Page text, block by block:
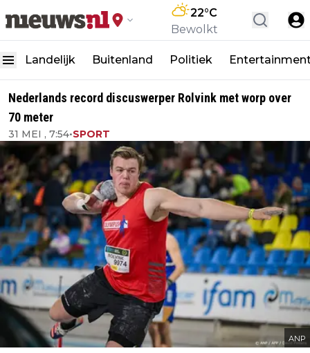
22°C
Bewolkt
Landelijk Buitenland Politiek
Nederlands record discuswerper Rolvink met worp over
70 meter
31 MEI , 7:54•SPORT
ANP